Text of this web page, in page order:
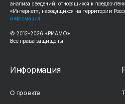
анализа сведений, относящихся к
«Интернет», находящихся на территории
информация
© 2012-2026 «РИАМО».
Все права защищены
Информация
О проекте